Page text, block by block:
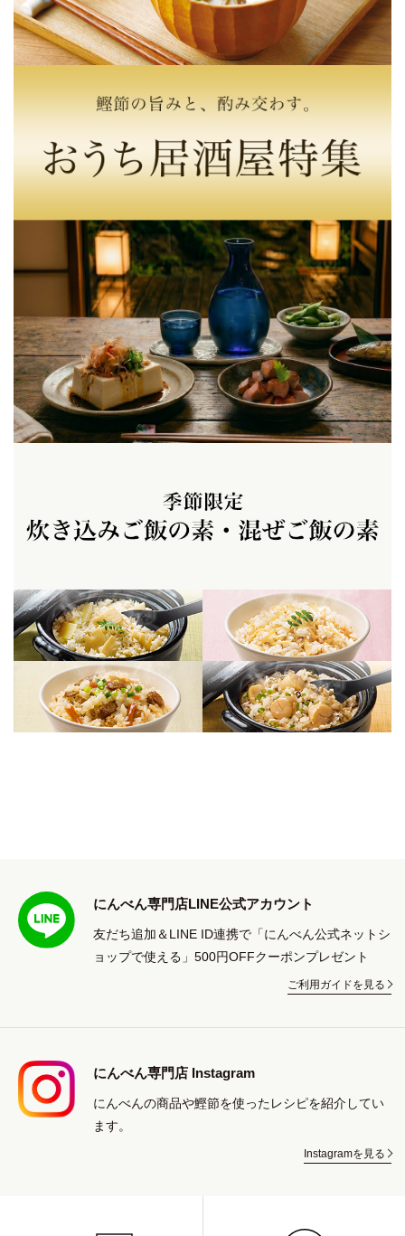
にんべん専門店LINE公式アカウント
友だち追加＆LINE ID連携で「にんべん公式ネットシ
ョップで使える」500円OFFクーポンプレゼント
ご利用ガイドを見る
にんべん専門店 Instagram
にんべんの商品や鰹節を使ったレシピを紹介してい
ます。
Instagramを見る